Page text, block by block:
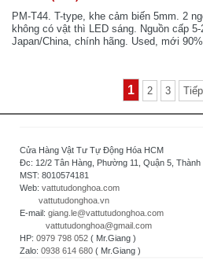
PM-T44. T-type, khe cảm biến 5mm. 2
không có vật thì LED sáng. Nguồn cấp
Japan/China, chính hãng. Used, mới
1 2 3
Cửa Hàng Vật Tư Tự Động Hóa HCM
Đc: 12/2 Tân Hàng, Phường 11, Quận 5,
MST: 8010574181
Web: vattutudonghoa.com
vattutudonghoa.vn
E-mail: giang.le@vattutudonghoa.com
vattutudonghoa@gmail.com
HP: 0979 798 052 ( Mr.Giang )
Zalo: 0938 614 680 ( Mr.Giang )